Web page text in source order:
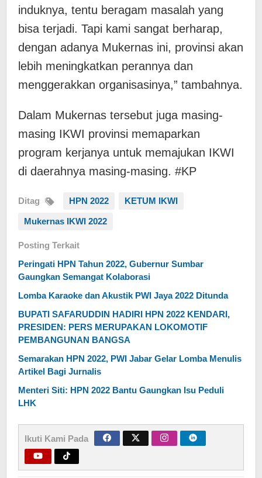
induknya, tentu beragam masalah yang
bisa terjadi. Tapi kami sangat berharap,
dengan adanya Mukernas ini, provinsi akan
lebih meningkatkan perannya dan
menggerakkan organisasinya,” tambahnya.
Dalam Mukernas tersebut juga masing-
masing IKWI provinsi memaparkan
program kerjanya untuk memajukan IKWI
di daerahnya masing-masing. #KP
Ditag HPN 2022 KETUM IKWI
Mukernas IKWI 2022
Posting Terkait
Peringati HPN Tahun 2022, Gubernur Sumbar
Gaungkan Semangat Kolaborasi
Lomba Karaoke dan Akustik PWI Jaya 2022 Ditunda
BUPATI SAFARUDDIN HADIRI HPN 2022 KENDARI,
PRESIDEN: PERS MERUPAKAN LOKOMOTIF
PEMBANGUNAN BANGSA
Semarakan HPN 2022, PWI Jabar Gelar Lomba Menulis
Artikel Bagi Jurnalis
Menteri Siti: HPN 2022 Bantu Gaungkan Isu Peduli
LHK
Ikuti Kami Pada